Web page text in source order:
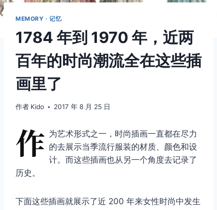
MEMORY · 记忆
1784 年到 1970 年，近两
百年的时尚潮流全在这些插
画里了
作者 Kido 2017 年 8 月 25 日
作 为艺术形式之一，时尚插画一直都在尽力
的去展示当季流行服装的材质、颜色和设
计。而这些插画也从另一个角度去记录了
历史。
下面这些插画就展示了近 200 年来女性时尚中发生